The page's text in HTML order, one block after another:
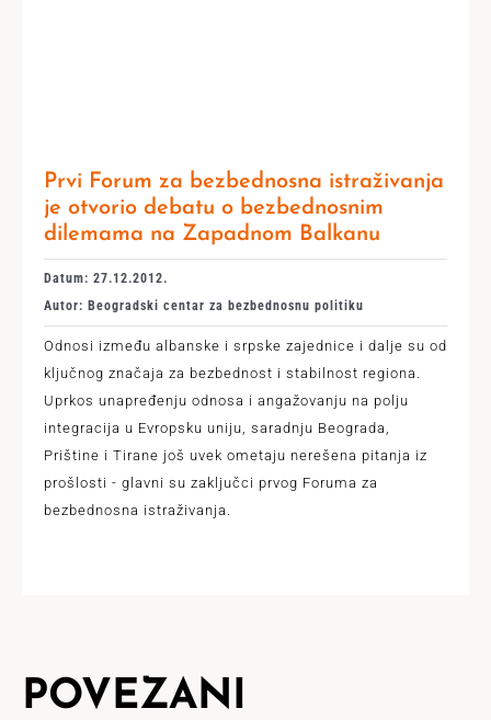
Prvi Forum za bezbednosna istraživanja
je otvorio debatu o bezbednosnim
dilemama na Zapadnom Balkanu
Datum: 27.12.2012.
Autor: Beogradski centar za bezbednosnu politiku
Odnosi između albanske i srpske zajednice i dalje su od
ključnog značaja za bezbednost i stabilnost regiona.
Uprkos unapređenju odnosa i angažovanju na polju
integracija u Evropsku uniju, saradnju Beograda,
Prištine i Tirane još uvek ometaju nerešena pitanja iz
prošlosti - glavni su zaključci prvog Foruma za
bezbednosna istraživanja.
POVEZANI